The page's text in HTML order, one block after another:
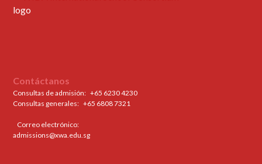
Contáctanos
Consultas de admisión:+65 6230 4230
Consultas generales: ‍+65 6808 7321
Correo electrónico:
admissions@xwa.edu.sg